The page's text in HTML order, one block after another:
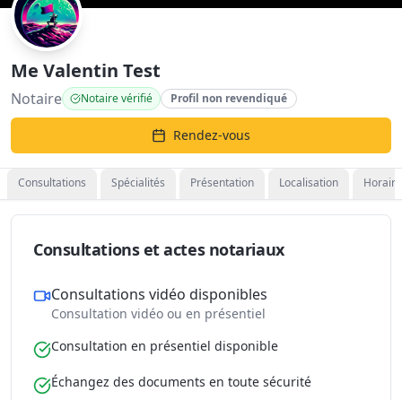
Me Valentin Test
Notaire Notaire vérifié Profil non revendiqué
Rendez-vous
Consultations Spécialités Présentation Localisation
Consultations et actes notariaux
Consultations vidéo disponibles
Consultation vidéo ou en présentiel
Consultation en présentiel disponible
Échangez des documents en toute sécurité